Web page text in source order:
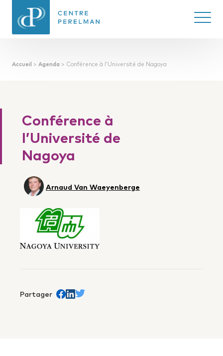
Ouvrir/
Accueil > Agenda > Conférence à l’Université de Nagoya
Conférence à
l’Université de
Nagoya
Arnaud Van Waeyenberge
Partager Share on Facebook
trans.Partager sur Linkedin
Share on Twitter